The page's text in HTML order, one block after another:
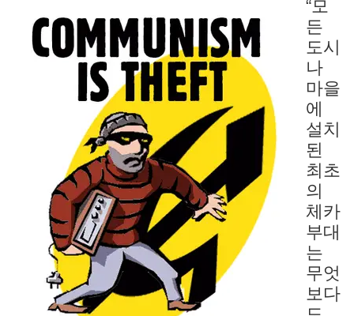
“모
든
도시
나
마을
에
설치
된
최초
의
체카
부대
는
무엇
보다